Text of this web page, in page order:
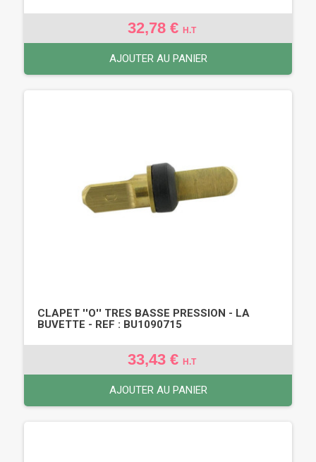
32,78 € H.T
AJOUTER AU PANIER
CLAPET ''O'' TRES BASSE PRESSION - LA
BUVETTE - REF : BU1090715
33,43 € H.T
AJOUTER AU PANIER